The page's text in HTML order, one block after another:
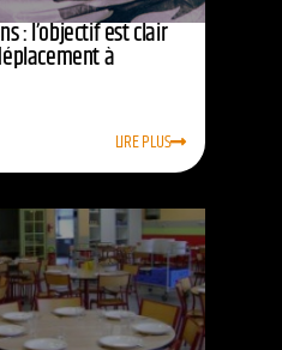
: l’objectif est clair
à
LIRE PLUS